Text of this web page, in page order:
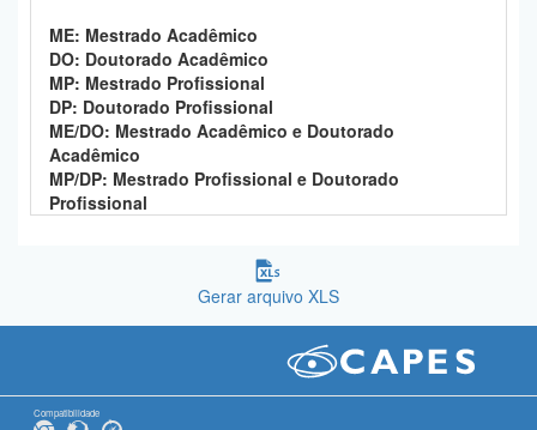
ME: Mestrado Acadêmico
DO: Doutorado Acadêmico
MP: Mestrado Profissional
DP: Doutorado Profissional
ME/DO: Mestrado Acadêmico e Doutorado
Acadêmico
MP/DP: Mestrado Profissional e Doutorado
Profissional
Gerar arquivo XLS
Compatibilidade